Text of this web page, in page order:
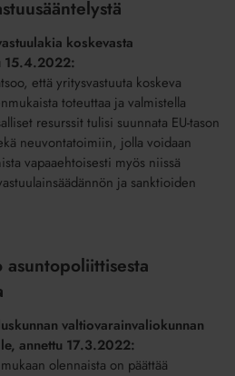
koskevasta
15.4.2022:
että yritysvastuuta koskeva
toteuttaa ja valmistella
resurssit tulisi suunnata EU-tason
neuvontatoimiin, jolla voidaan
vapaaehtoisesti myös niissä
ja sanktioiden
asuntopoliittisesta
valtiovarainvaliokunnan
annettu 17.3.2022:
olennaista on päättää